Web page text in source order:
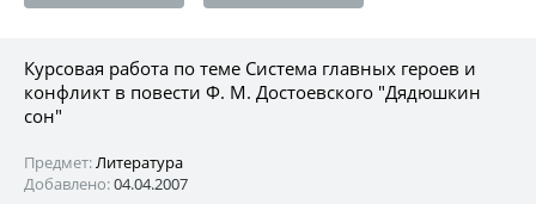
Курсовая работа по теме Система главных героев и
конфликт в повести Ф. М. Достоевского "Дядюшкин
сон"
Предмет:Литература
Добавлено:04.04.2007